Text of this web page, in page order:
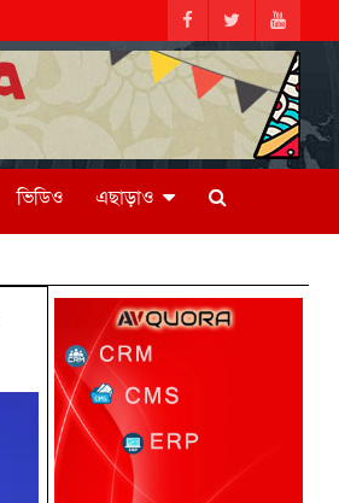
ভিডিও এছাড়াও